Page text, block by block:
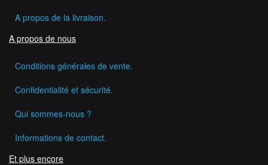
A propos de la livraison.
A propos de nous
Conditions générales de vente.
Confidentialité et sécurité.
Qui sommes-nous ?
Informations de contact.
Et plus encore